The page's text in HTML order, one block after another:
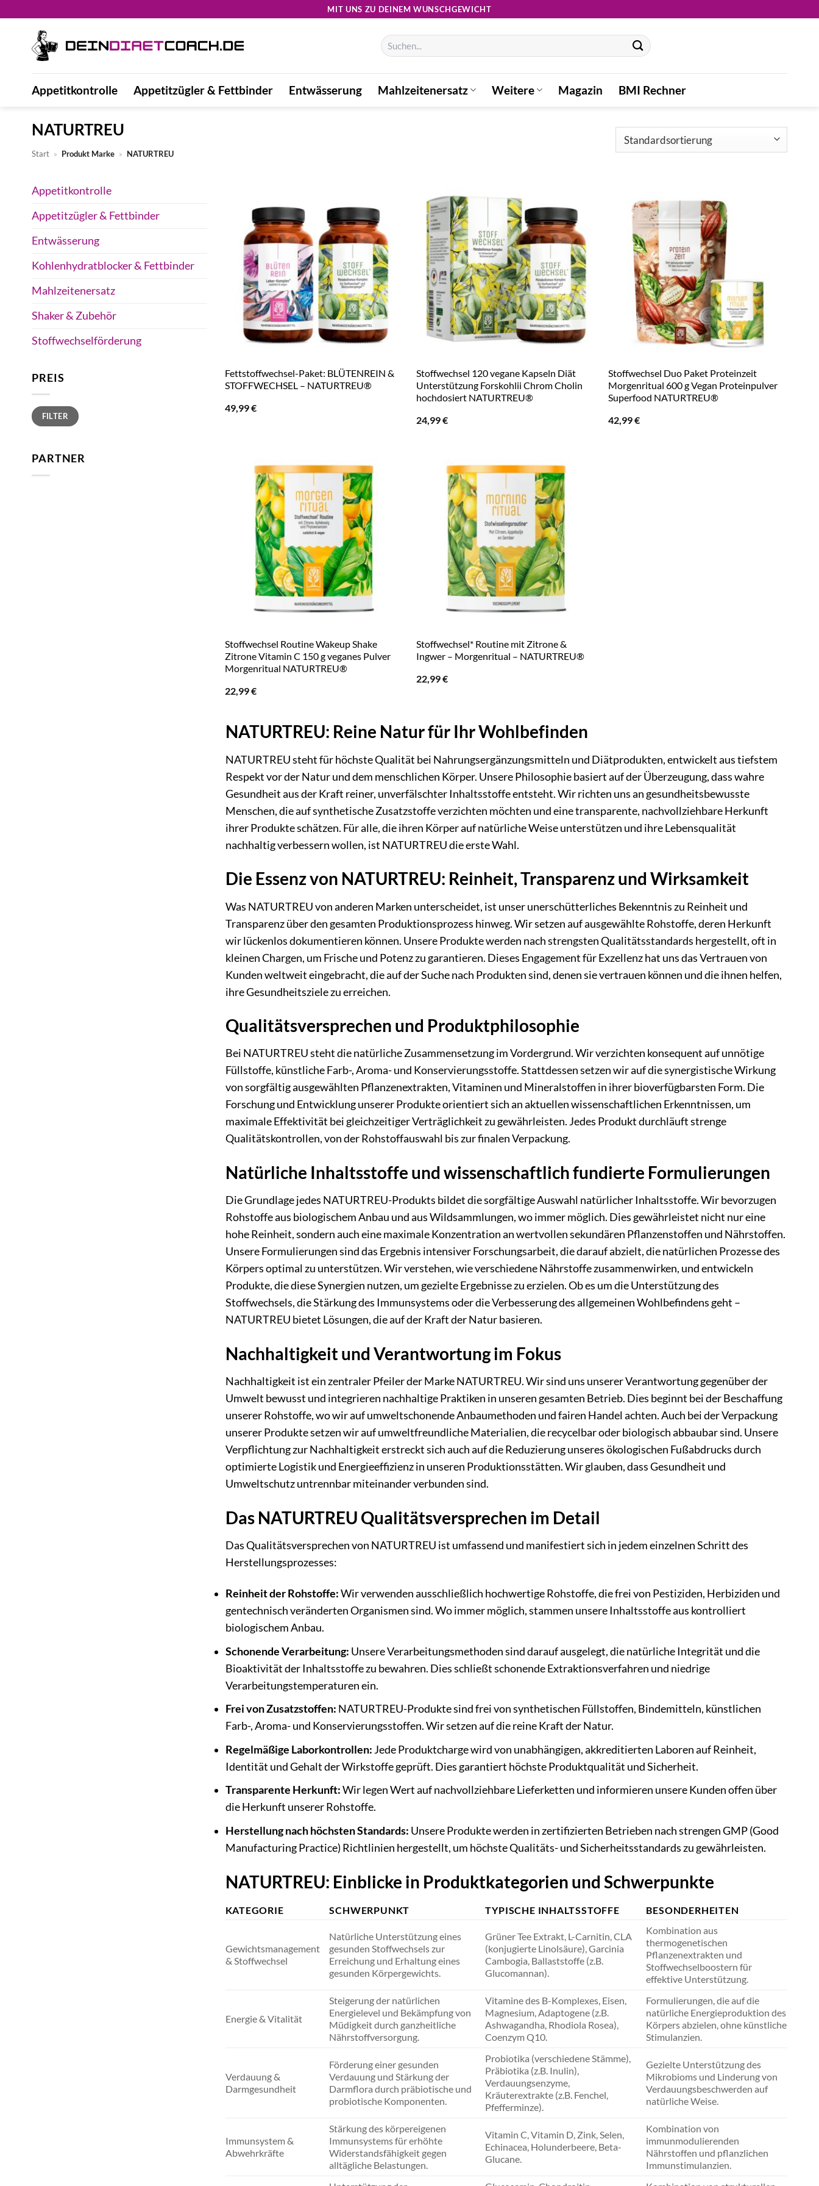
springen
MIT UNS ZU DEINEM WUNSCHGEWICHT
Suchen
nach:
Appetitkontrolle Appetitzügler & Fettbinder Entwässerung Mahlzeitenersatz Weitere Magazin BMI Rechner
NATURTREU
Start » Produkt Marke » NATURTREU
Appetitkontrolle
Appetitzügler & Fettbinder
Entwässerung
Kohlenhydratblocker & Fettbinder
Mahlzeitenersatz
Shaker & Zubehör
Stoffwechselförderung
PREIS
Min.
Preis
Max.
PreisFILTER
PARTNER
Fettstoffwechsel-Paket: BLÜTENREIN &
STOFFWECHSEL – NATURTREU®
49,99€
Stoffwechsel 120 vegane Kapseln Diät
Unterstützung Forskohlii Chrom Cholin
hochdosiert NATURTREU®
24,99€
Stoffwechsel Duo Paket Proteinzeit
Morgenritual 600 g Vegan Proteinpulver
Superfood NATURTREU®
42,99€
Stoffwechsel Routine Wakeup Shake
Zitrone Vitamin C 150 g veganes Pulver
Morgenritual NATURTREU®
22,99€
Stoffwechsel* Routine mit Zitrone &
Ingwer – Morgenritual – NATURTREU®
22,99€
NATURTREU: Reine Natur für Ihr Wohlbefinden
NATURTREU steht für höchste Qualität bei Nahrungsergänzungsmitteln und Diätprodukten, entwickelt aus tiefstem
Respekt vor der Natur und dem menschlichen Körper. Unsere Philosophie basiert auf der Überzeugung, dass wahre
Gesundheit aus der Kraft reiner, unverfälschter Inhaltsstoffe entsteht. Wir richten uns an gesundheitsbewusste
Menschen, die auf synthetische Zusatzstoffe verzichten möchten und eine transparente, nachvollziehbare Herkunft
ihrer Produkte schätzen. Für alle, die ihren Körper auf natürliche Weise unterstützen und ihre Lebensqualität
nachhaltig verbessern wollen, ist NATURTREU die erste Wahl.
Die Essenz von NATURTREU: Reinheit, Transparenz und Wirksamkeit
Was NATURTREU von anderen Marken unterscheidet, ist unser unerschütterliches Bekenntnis zu Reinheit und
Transparenz über den gesamten Produktionsprozess hinweg. Wir setzen auf ausgewählte Rohstoffe, deren Herkunft
wir lückenlos dokumentieren können. Unsere Produkte werden nach strengsten Qualitätsstandards hergestellt, oft in
kleinen Chargen, um Frische und Potenz zu garantieren. Dieses Engagement für Exzellenz hat uns das Vertrauen von
Kunden weltweit eingebracht, die auf der Suche nach Produkten sind, denen sie vertrauen können und die ihnen helfen,
ihre Gesundheitsziele zu erreichen.
Qualitätsversprechen und Produktphilosophie
Bei NATURTREU steht die natürliche Zusammensetzung im Vordergrund. Wir verzichten konsequent auf unnötige
Füllstoffe, künstliche Farb-, Aroma- und Konservierungsstoffe. Stattdessen setzen wir auf die synergistische Wirkung
von sorgfältig ausgewählten Pflanzenextrakten, Vitaminen und Mineralstoffen in ihrer bioverfügbarsten Form. Die
Forschung und Entwicklung unserer Produkte orientiert sich an aktuellen wissenschaftlichen Erkenntnissen, um
maximale Effektivität bei gleichzeitiger Verträglichkeit zu gewährleisten. Jedes Produkt durchläuft strenge
Qualitätskontrollen, von der Rohstoffauswahl bis zur finalen Verpackung.
Natürliche Inhaltsstoffe und wissenschaftlich fundierte Formulierungen
Die Grundlage jedes NATURTREU-Produkts bildet die sorgfältige Auswahl natürlicher Inhaltsstoffe. Wir bevorzugen
Rohstoffe aus biologischem Anbau und aus Wildsammlungen, wo immer möglich. Dies gewährleistet nicht nur eine
hohe Reinheit, sondern auch eine maximale Konzentration an wertvollen sekundären Pflanzenstoffen und Nährstoffen.
Unsere Formulierungen sind das Ergebnis intensiver Forschungsarbeit, die darauf abzielt, die natürlichen Prozesse des
Körpers optimal zu unterstützen. Wir verstehen, wie verschiedene Nährstoffe zusammenwirken, und entwickeln
Produkte, die diese Synergien nutzen, um gezielte Ergebnisse zu erzielen. Ob es um die Unterstützung des
Stoffwechsels, die Stärkung des Immunsystems oder die Verbesserung des allgemeinen Wohlbefindens geht –
NATURTREU bietet Lösungen, die auf der Kraft der Natur basieren.
Nachhaltigkeit und Verantwortung im Fokus
Nachhaltigkeit ist ein zentraler Pfeiler der Marke NATURTREU. Wir sind uns unserer Verantwortung gegenüber der
Umwelt bewusst und integrieren nachhaltige Praktiken in unseren gesamten Betrieb. Dies beginnt bei der Beschaffung
unserer Rohstoffe, wo wir auf umweltschonende Anbaumethoden und fairen Handel achten. Auch bei der Verpackung
unserer Produkte setzen wir auf umweltfreundliche Materialien, die recycelbar oder biologisch abbaubar sind. Unsere
Verpflichtung zur Nachhaltigkeit erstreckt sich auch auf die Reduzierung unseres ökologischen Fußabdrucks durch
optimierte Logistik und Energieeffizienz in unseren Produktionsstätten. Wir glauben, dass Gesundheit und
Umweltschutz untrennbar miteinander verbunden sind.
Das NATURTREU Qualitätsversprechen im Detail
Das Qualitätsversprechen von NATURTREU ist umfassend und manifestiert sich in jedem einzelnen Schritt des
Herstellungsprozesses:
Reinheit der Rohstoffe:Wir verwenden ausschließlich hochwertige Rohstoffe, die frei von Pestiziden, Herbiziden und
gentechnisch veränderten Organismen sind. Wo immer möglich, stammen unsere Inhaltsstoffe aus kontrolliert
biologischem Anbau.
Schonende Verarbeitung: Unsere Verarbeitungsmethoden sind darauf ausgelegt, die natürliche Integrität und die
Bioaktivität der Inhaltsstoffe zu bewahren. Dies schließt schonende Extraktionsverfahren und niedrige
Verarbeitungstemperaturen ein.
Frei von Zusatzstoffen: NATURTREU-Produkte sind frei von synthetischen Füllstoffen, Bindemitteln, künstlichen
Farb-, Aroma- und Konservierungsstoffen. Wir setzen auf die reine Kraft der Natur.
Regelmäßige Laborkontrollen: Jede Produktcharge wird von unabhängigen, akkreditierten Laboren auf Reinheit,
Identität und Gehalt der Wirkstoffe geprüft. Dies garantiert höchste Produktqualität und Sicherheit.
Transparente Herkunft:Wir legen Wert auf nachvollziehbare Lieferketten und informieren unsere Kunden offen über
die Herkunft unserer Rohstoffe.
Herstellung nach höchsten Standards: Unsere Produkte werden in zertifizierten Betrieben nach strengen GMP (Good
Manufacturing Practice) Richtlinien hergestellt, um höchste Qualitäts- und Sicherheitsstandards zu gewährleisten.
NATURTREU: Einblicke in Produktkategorien und Schwerpunkte
KATEGORIE SCHWERPUNKT TYPISCHE INHALTSSTOFFE BESONDERHEITEN
Gewichtsmanagement
& Stoffwechsel
Natürliche Unterstützung eines
gesunden Stoffwechsels zur
Erreichung und Erhaltung eines
gesunden Körpergewichts.
Grüner Tee Extrakt, L-Carnitin, CLA
(konjugierte Linolsäure), Garcinia
Cambogia, Ballaststoffe (z.B.
Glucomannan).
Kombination aus
thermogenetischen
Pflanzenextrakten und
Stoffwechselboostern für
effektive Unterstützung.
Energie & Vitalität
Steigerung der natürlichen
Energielevel und Bekämpfung von
Müdigkeit durch ganzheitliche
Nährstoffversorgung.
Vitamine des B-Komplexes, Eisen,
Magnesium, Adaptogene (z.B.
Ashwagandha, Rhodiola Rosea),
Coenzym Q10.
Formulierungen, die auf die
natürliche Energieproduktion des
Körpers abzielen, ohne künstliche
Stimulanzien.
Verdauung &
Darmgesundheit
Förderung einer gesunden
Verdauung und Stärkung der
Darmflora durch präbiotische und
probiotische Komponenten.
Probiotika (verschiedene Stämme),
Präbiotika (z.B. Inulin),
Verdauungsenzyme,
Kräuterextrakte (z.B. Fenchel,
Pfefferminze).
Gezielte Unterstützung des
Mikrobioms und Linderung von
Verdauungsbeschwerden auf
natürliche Weise.
Immunsystem &
Abwehrkräfte
Stärkung des körpereigenen
Immunsystems für erhöhte
Widerstandsfähigkeit gegen
alltägliche Belastungen.
Vitamin C, Vitamin D, Zink, Selen,
Echinacea, Holunderbeere, Beta-
Glucane.
Kombination von
immunmodulierenden
Nährstoffen und pflanzlichen
Immunstimulanzien.